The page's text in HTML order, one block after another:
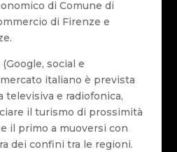
di Comune di
di Firenze e
social e
italiano è prevista
televisiva e radiofonica,
il turismo di prossimità
il primo a muoversi con
dei confini tra le regioni.